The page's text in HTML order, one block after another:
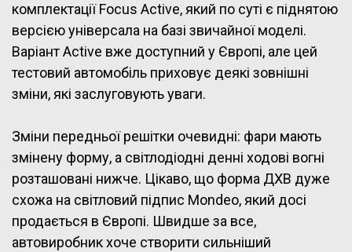
комплектації Focus Active, який по суті є піднятою
версією універсала на базі звичайної моделі.
Варіант Active вже доступний у Європі, але цей
тестовий автомобіль приховує деякі зовнішні
зміни, які заслуговують уваги.
Зміни передньої решітки очевидні: фари мають
змінену форму, а світлодіодні денні ходові вогні
розташовані нижче. Цікаво, що форма ДХВ дуже
схожа на світловий підпис Mondeo, який досі
продається в Європі. Швидше за все,
автовиробник хоче створити сильніший